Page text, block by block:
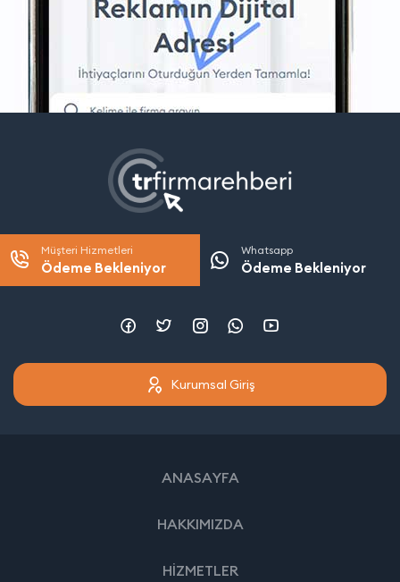
Müşteri Hizmetleri
Ödeme Bekleniyor
Whatsapp
Ödeme Bekleniyor
Kurumsal Giriş
ANASAYFA
HAKKIMIZDA
HİZMETLER